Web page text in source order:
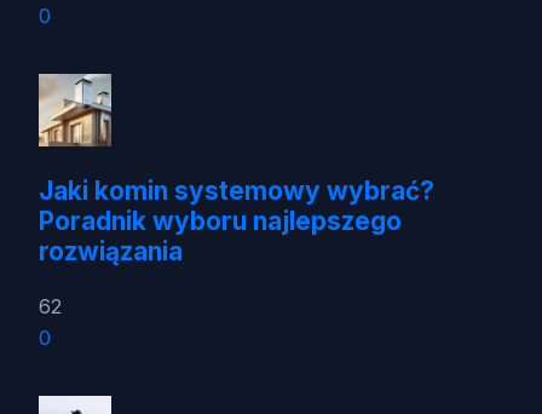
0
Jaki komin systemowy wybrać?
Poradnik wyboru najlepszego
rozwiązania
62
0